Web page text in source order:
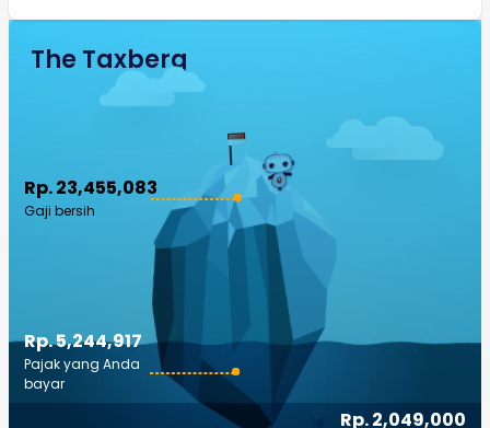
The Taxberg
Rp. 23,455,083
Gaji bersih
Rp. 2,049,000
Rp. 5,244,917
Pajak yang Anda
bayar